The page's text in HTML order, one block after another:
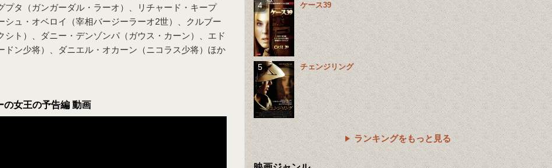
プタ（ガンガーダル・ラーオ）、リチャード・キープ
シュ・オベロイ（宰相バージーラーオ2世）、クルブー
シト）、ダニー・デンゾンパ（ガウス・カーン）、エド
ドン少将）、ダニエル・オカーン（ニコラス少将）ほか
女王の予告編 動画
ケース39
チェンジリング
ランキングをもっと見る